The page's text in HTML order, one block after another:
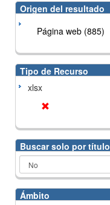
Origen del resultado
Página web (885)
Tipo de Recurso
xlsx
Buscar solo por título
Ámbito